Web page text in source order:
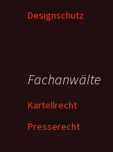
Designschutz
Fachanwälte
Kartellrecht
Presserecht